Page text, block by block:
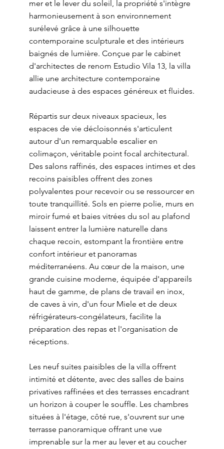
mer et le lever du soleil, la propriété s'intègre
harmonieusement à son environnement
surélevé grâce à une silhouette
contemporaine sculpturale et des intérieurs
baignés de lumière. Conçue par le cabinet
d'architectes de renom Estudio Vila 13, la villa
allie une architecture contemporaine
audacieuse à des espaces généreux et fluides.
Répartis sur deux niveaux spacieux, les
espaces de vie décloisonnés s'articulent
autour d'un remarquable escalier en
colimaçon, véritable point focal architectural.
Des salons raffinés, des espaces intimes et des
recoins paisibles offrent des zones
polyvalentes pour recevoir ou se ressourcer en
toute tranquillité. Sols en pierre polie, murs en
miroir fumé et baies vitrées du sol au plafond
laissent entrer la lumière naturelle dans
chaque recoin, estompant la frontière entre
confort intérieur et panoramas
méditerranéens. Au cœur de la maison, une
grande cuisine moderne, équipée d'appareils
haut de gamme, de plans de travail en inox,
de caves à vin, d'un four Miele et de deux
réfrigérateurs-congélateurs, facilite la
préparation des repas et l'organisation de
réceptions.
Les neuf suites paisibles de la villa offrent
intimité et détente, avec des salles de bains
privatives raffinées et des terrasses encadrant
un horizon à couper le souffle. Les chambres
situées à l'étage, côté rue, s'ouvrent sur une
terrasse panoramique offrant une vue
imprenable sur la mer au lever et au coucher